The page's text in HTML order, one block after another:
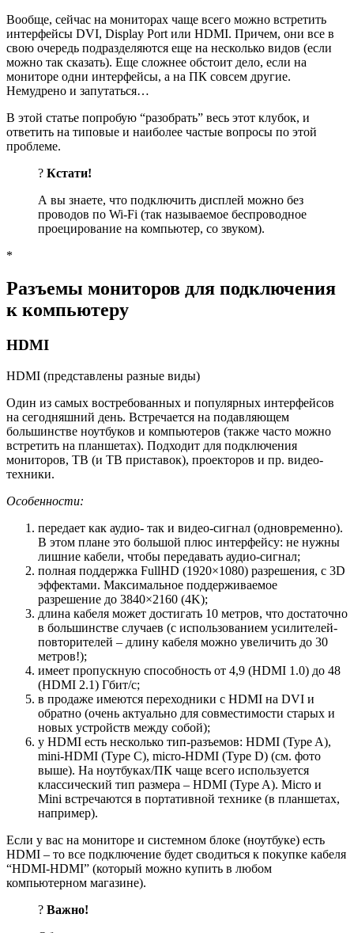
Вообще, сейчас на мониторах чаще всего можно встретить
интерфейсы DVI, Display Port или HDMI. Причем, они все в
свою очередь подразделяются еще на несколько видов (если
можно так сказать). Еще сложнее обстоит дело, если на
мониторе одни интерфейсы, а на ПК совсем другие.
Немудрено и запутаться…
В этой статье попробую “разобрать” весь этот клубок, и
ответить на типовые и наиболее частые вопросы по этой
проблеме.
? Кстати!
А вы знаете, что подключить дисплей можно без
проводов по Wi-Fi (так называемое беспроводное
проецирование на компьютер, со звуком).
*
Разъемы мониторов для подключения
к компьютеру
HDMI
HDMI (представлены разные виды)
Один из самых востребованных и популярных интерфейсов
на сегодняшний день. Встречается на подавляющем
большинстве ноутбуков и компьютеров (также часто можно
встретить на планшетах). Подходит для подключения
мониторов, ТВ (и ТВ приставок), проекторов и пр. видео-
техники.
Особенности:
передает как аудио- так и видео-сигнал (одновременно).
В этом плане это большой плюс интерфейсу: не нужны
лишние кабели, чтобы передавать аудио-сигнал;
полная поддержка FullHD (1920×1080) разрешения, с 3D
эффектами. Максимальное поддерживаемое
разрешение до 3840×2160 (4K);
длина кабеля может достигать 10 метров, что достаточно
в большинстве случаев (с использованием усилителей-
повторителей – длину кабеля можно увеличить до 30
метров!);
имеет пропускную способность от 4,9 (HDMI 1.0) до 48
(HDMI 2.1) Гбит/с;
в продаже имеются переходники с HDMI на DVI и
обратно (очень актуально для совместимости старых и
новых устройств между собой);
у HDMI есть несколько тип-разъемов: HDMI (Type A),
mini-HDMI (Type C), micro-HDMI (Type D) (см. фото
выше). На ноутбуках/ПК чаще всего используется
классический тип размера – HDMI (Type A). Micro и
Mini встречаются в портативной технике (в планшетах,
например).
Если у вас на мониторе и системном блоке (ноутбуке) есть
HDMI – то все подключение будет сводиться к покупке кабеля
“HDMI-HDMI” (который можно купить в любом
компьютерном магазине).
? Важно!